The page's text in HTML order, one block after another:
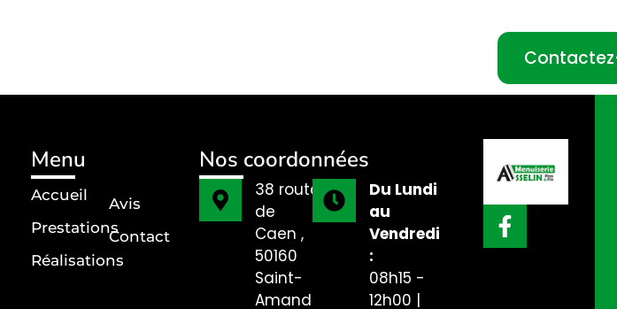
Menu
Accueil
Prestations
Réalisations
Avis
Contact
Nos coordonnées
38 route
de
Caen ,
50160
Saint-
Amand-
Du Lundi
au
Vendredi
:
08h15 -
12h00 |